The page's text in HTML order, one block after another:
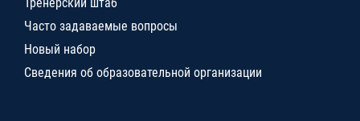
Часто задаваемые вопросы
Новый набор
Сведения об образовательной организации